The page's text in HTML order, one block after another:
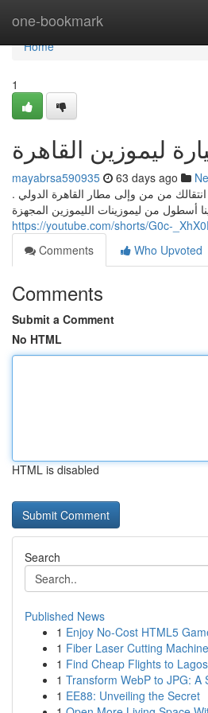
one-bookmark
Home
Home
1
ليموزين القاهرة
mayabrsa590935 63 days ago
من من وإلى مطار القاهرة الدولي .
أسطول من ليموزينات الليموزين المجهزة
https://youtube.com/shorts/G0c-
Comments
Who Upvoted
Comments
Submit a Comment
No HTML
HTML is disabled
Search
Published News
1 Enjoy No-Cost HTML5
1 Fiber Laser Cutting
1 Find Cheap Flights to
1 Transform WebP to JPG: A
1 EE88: Unveiling the Secret